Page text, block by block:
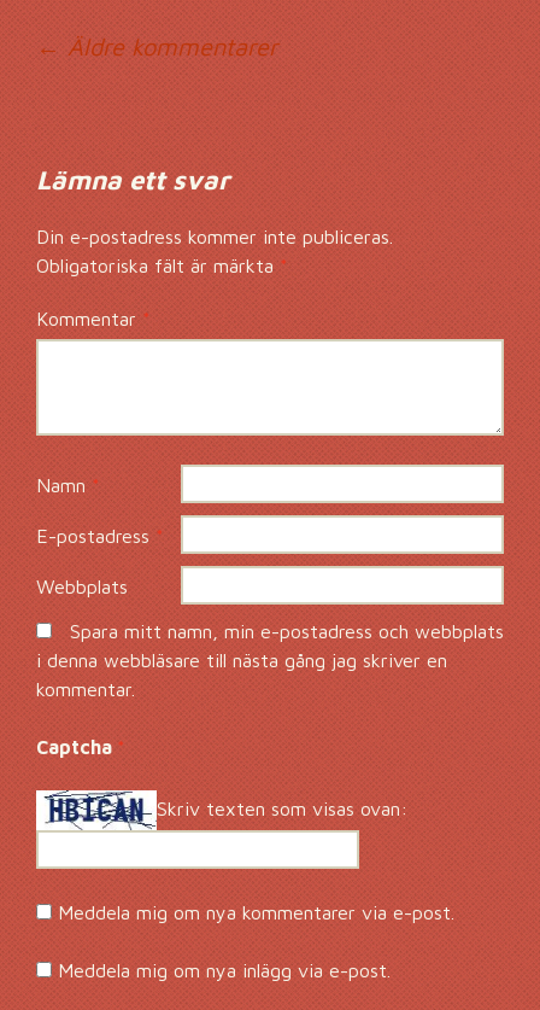
← Äldre kommentarer
Lämna ett svar
Din e-postadress kommer inte publiceras.
Obligatoriska fält är märkta*
Kommentar *
Namn*
E-postadress*
Webbplats
Spara mitt namn, min e-postadress och webbplats
i denna webbläsare till nästa gång jag skriver en
kommentar.
Captcha *
Skriv texten som visas ovan:
Meddela mig om nya kommentarer via e-post.
Meddela mig om nya inlägg via e-post.